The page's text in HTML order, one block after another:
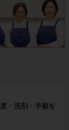
・洗剤・手順を